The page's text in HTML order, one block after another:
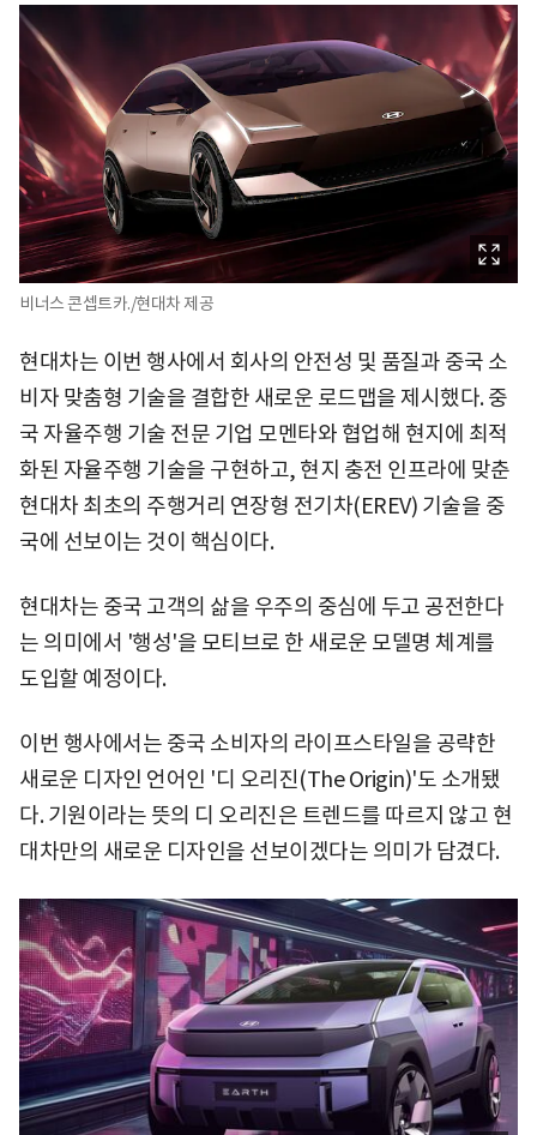
비너스 콘셉트카./현대차 제공
현대차는 이번 행사에서 회사의 안전성 및 품질과 중국 소
비자 맞춤형 기술을 결합한 새로운 로드맵을 제시했다. 중
국 자율주행 기술 전문 기업 모멘타와 협업해 현지에 최적
화된 자율주행 기술을 구현하고, 현지 충전 인프라에 맞춘
현대차 최초의 주행거리 연장형 전기차(EREV) 기술을 중
국에 선보이는 것이 핵심이다.
현대차는 중국 고객의 삶을 우주의 중심에 두고 공전한다
는 의미에서 '행성'을 모티브로 한 새로운 모델명 체계를
도입할 예정이다.
이번 행사에서는 중국 소비자의 라이프스타일을 공략한
새로운 디자인 언어인 '디 오리진(The Origin)'도 소개됐
다. 기원이라는 뜻의 디 오리진은 트렌드를 따르지 않고 현
대차만의 새로운 디자인을 선보이겠다는 의미가 담겼다.